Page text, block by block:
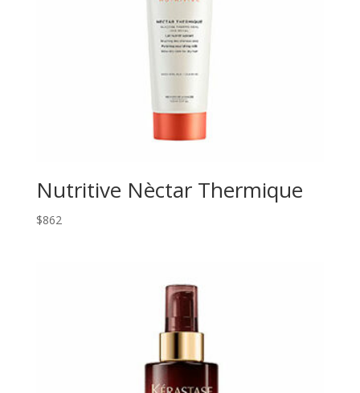
Nutritive Nèctar Thermique
$862